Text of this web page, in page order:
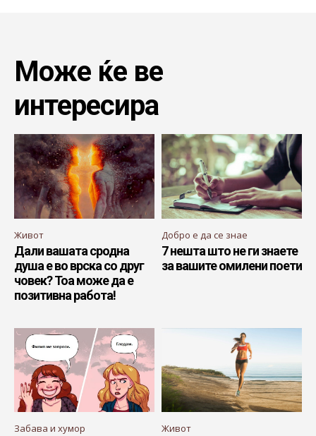
Може ќе ве
интересира
Живот
Дали вашата сродна
душа е во врска со друг
човек? Тоа може да е
позитивна работа!
Добро е да се знае
7 нешта што не ги знаете
за вашите омилени поети
Забава и хумор Живот